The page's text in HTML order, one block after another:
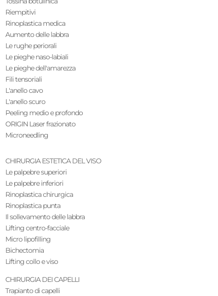
Riempitivi
Rinoplastica medica
Aumento delle labbra
Le rughe periorali
Le pieghe naso-labiali
Le pieghe dell'amarezza
Fili tensoriali
L'anello cavo
L'anello scuro
Peeling medio e profondo
ORIGIN Laser frazionato
Microneedling
CHIRURGIA ESTETICA DEL VISO
Le palpebre superiori
Le palpebre inferiori
Rinoplastica chirurgica
Rinoplastica punta
Il sollevamento delle labbra
Lifting centro-facciale
Micro lipofilling
Bichectomia
Lifting collo e viso
CHIRURGIA DEI CAPELLI
Trapianto di capelli